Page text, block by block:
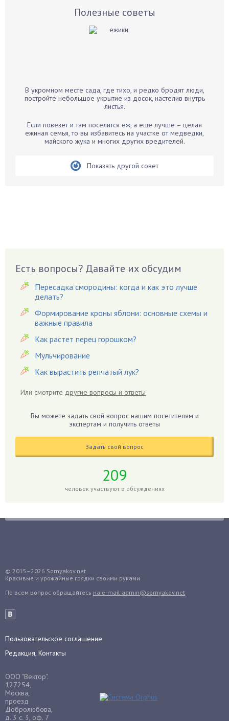
Бархатцы
Белые грибы
Бирючина
Вишня
Вредители
Гардения
Гацания
Гвоздики
Георгины
Герань
Гиацинт
Гиппеаструм
Годжи
Голубика
Гуава
Гузмания
Дайкон
Дендробиум
Денежное дерево
Драцена
Дыня
Ежевика
Полезные советы
В укромном месте сада, где тихо, и редко бродят люди,
постройте небольшое укрытие из досок, настелив внутрь
листья.
Если повезет и там поселится еж, а еще лучше – целая
ежиная семья, то вы избавитесь на участке от медведки,
майского жука и многих других вредителей.
Показать другой совет
Есть вопросы? Давайте их обсудим
Пересадка смородины: когда и как это лучше
делать?
Формирование кроны яблони: основные схемы и
важные правила
Как растет перец горошком?
Мульчирование
Как вырастить репчатый лук?
Или смотрите другие вопросы и ответы
Вы можете задать свой вопрос нашим посетителям и
экспертам и получить ответы
Задать свой вопрос
209
человек участвуют в обсуждениях
© 2015–2026 Sornyakov.net
Красивые и урожайные грядки своими руками
По всем вопрос обращайтесь на e-mail admin@sornyakov.net
Пользовательское соглашение
Редакция, Контакты
ООО "Вектор".
127254,
Москва,
проезд
Добролюбова,
д. 3 с. 3, оф. 7